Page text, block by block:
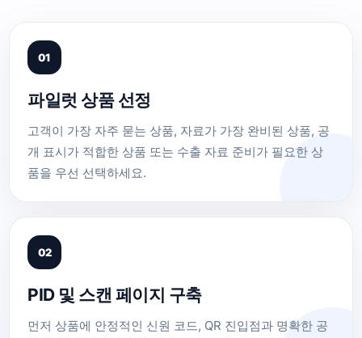
01
파일럿 상품 선정
고객이 가장 자주 묻는 상품, 자료가 가장 완비된 상품, 공
개 표시가 적합한 상품 또는 수출 자료 준비가 필요한 상
품을 우선 선택하세요.
02
PID 및 스캔 페이지 구축
먼저 상품에 안정적인 신원 코드, QR 진입점과 명확한 공